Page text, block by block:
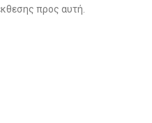
προς αυτή.